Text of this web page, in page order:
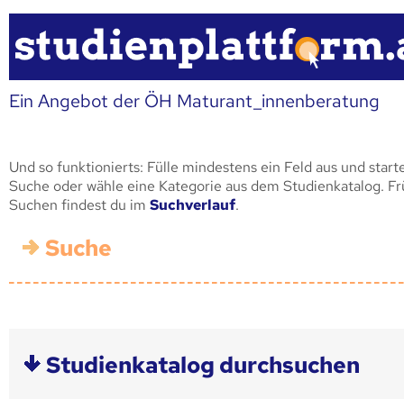
Ein Angebot der ÖH Maturant_innenberatung
Und so funktionierts: Fülle mindestens ein Feld aus und
Suche oder wähle eine Kategorie aus dem Studienkatalog.
Suchen findest du im Suchverlauf.
Suche
Studienkatalog durchsuchen